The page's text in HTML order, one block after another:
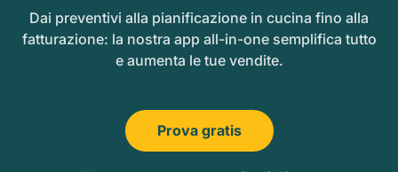
Dai preventivi alla pianificazione in cucina fino alla
fatturazione: la nostra app all-in-one semplifica tutto
e aumenta le tue vendite.
Prova gratis